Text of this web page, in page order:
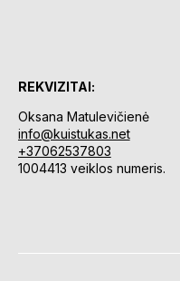
REKVIZITAI:
Oksana Matulevičienė
info@kuistukas.net
+37062537803
1004413 veiklos numeris.